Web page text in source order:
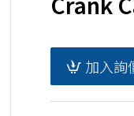
加入詢